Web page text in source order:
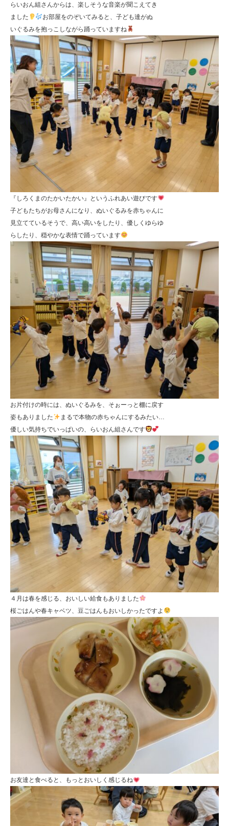
らいおん組さんからは、楽しそうな音楽が聞こえてき
ました
お部屋をのぞいてみると、子ども達がぬ
いぐるみを抱っこしながら踊っていますね
『しろくまのたかいたかい』というふれあい遊びです
子どもたちがお母さんになり、ぬいぐるみを赤ちゃんに
見立てているそうで、高い高いをしたり、優しくゆらゆ
らしたり、穏やかな表情で踊っています
お片付けの時には、ぬいぐるみを、そぉーっと棚に戻す
姿もありました
まるで本物の赤ちゃんにするみたい…
優しい気持ちでいっぱいの、らいおん組さんです
４月は春を感じる、おいしい給食もありました
桜ごはんや春キャベツ、豆ごはんもおいしかったですよ
お友達と食べると、もっとおいしく感じるね